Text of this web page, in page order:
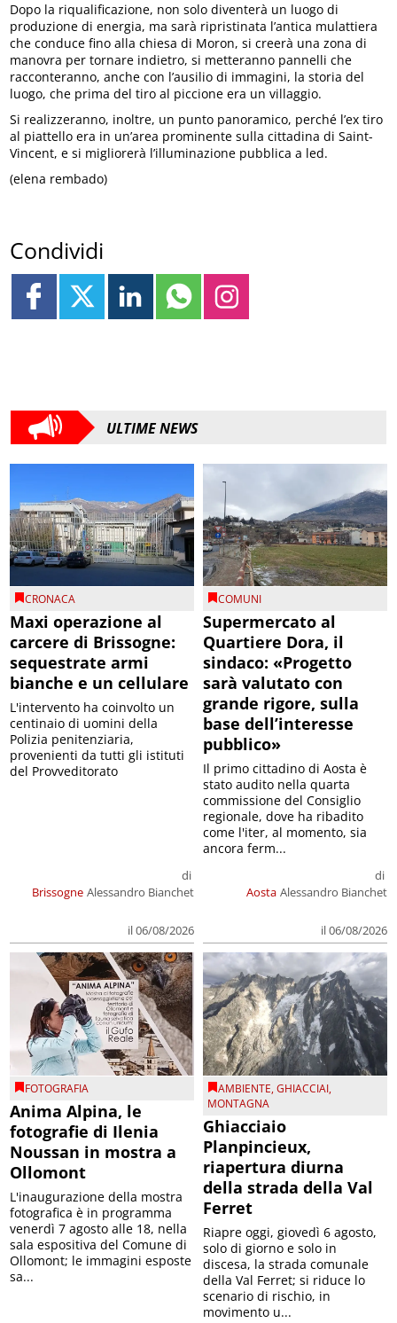
Dopo la riqualificazione, non solo diventerà un luogo di
produzione di energia, ma sarà ripristinata l’antica mulattiera
che conduce fino alla chiesa di Moron, si creerà una zona di
manovra per tornare indietro, si metteranno pannelli che
racconteranno, anche con l’ausilio di immagini, la storia del
luogo, che prima del tiro al piccione era un villaggio.
Si realizzeranno, inoltre, un punto panoramico, perché l’ex tiro
al piattello era in un’area prominente sulla cittadina di Saint-
Vincent, e si migliorerà l’illuminazione pubblica a led.
(elena rembado)
Condividi
ULTIME NEWS
CRONACA
Maxi operazione al
carcere di Brissogne:
sequestrate armi
bianche e un cellulare
Brissogne
di
Alessandro Bianchet
il 06/08/2026
L'intervento ha coinvolto un
centinaio di uomini della
Polizia penitenziaria,
provenienti da tutti gli istituti
del Provveditorato
COMUNI
Supermercato al
Quartiere Dora, il
sindaco: «Progetto
sarà valutato con
grande rigore, sulla
base dell’interesse
pubblico»
Aosta
di
Alessandro Bianchet
il 06/08/2026
Il primo cittadino di Aosta è
stato audito nella quarta
commissione del Consiglio
regionale, dove ha ribadito
come l'iter, al momento, sia
ancora ferm...
FOTOGRAFIA
Anima Alpina, le
fotografie di Ilenia
Noussan in mostra a
Ollomont
L'inaugurazione della mostra
fotografica è in programma
venerdì 7 agosto alle 18, nella
sala espositiva del Comune di
Ollomont; le immagini esposte
sa...
AMBIENTE,GHIACCIAI,
MONTAGNA
Ghiacciaio
Planpincieux,
riapertura diurna
della strada della Val
Ferret
Riapre oggi, giovedì 6 agosto,
solo di giorno e solo in
discesa, la strada comunale
della Val Ferret; si riduce lo
scenario di rischio, in
movimento u...